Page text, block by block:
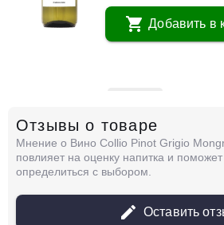
Добавить в
Вино Ayunta, Piante/
DOC
Италия
Фриули-
Белое
4 549 ₽
Отзывы о товаре
Оставить
Мнение о Вино Collio Pinot Grigio
повлияет на оценку напитка и
определиться с выбором.